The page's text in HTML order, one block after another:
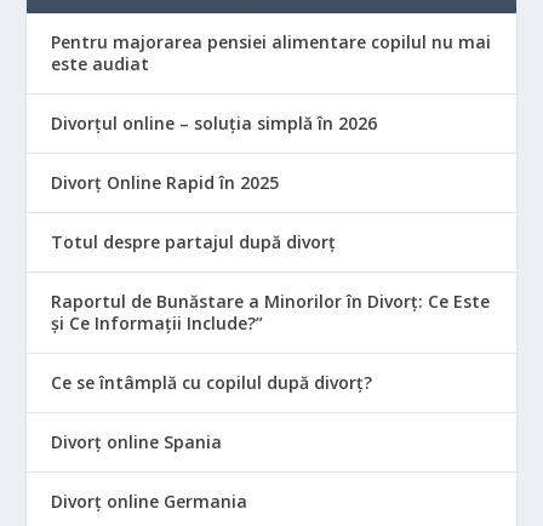
Pentru majorarea pensiei alimentare copilul nu mai
este audiat
Divorțul online – soluția simplă în 2026
Divorț Online Rapid în 2025
Totul despre partajul după divorț
Raportul de Bunăstare a Minorilor în Divorț: Ce Este
și Ce Informații Include?”
Ce se întâmplă cu copilul după divorț?
Divorț online Spania
Divorț online Germania